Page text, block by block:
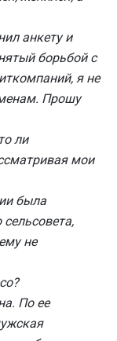
анкету и
борьбой с
я не
Прошу
ли
мои
была
не
По ее